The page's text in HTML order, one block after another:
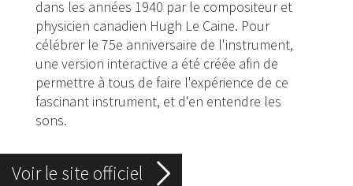
dans les années 1940 par le compositeur et
physicien canadien Hugh Le Caine. Pour
célébrer le 75e anniversaire de l'instrument,
une version interactive a été créée afin de
permettre à tous de faire l'expérience de ce
fascinant instrument, et d'en entendre les
sons.
Voir le site officiel